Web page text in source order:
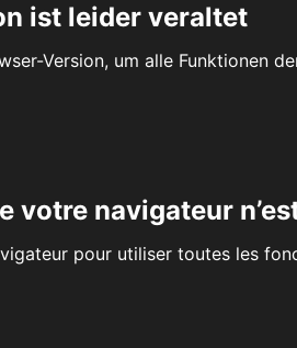
ist leider veraltet
Version, um alle Funktionen
votre navigateur
pour utiliser toutes les